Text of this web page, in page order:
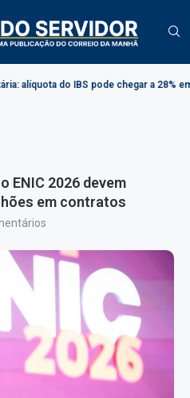
pode chegar a 28% em 2033
ENIC 2026 devem
em contratos